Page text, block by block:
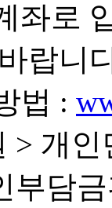
좌로
랍니
법 :
> 개
부담